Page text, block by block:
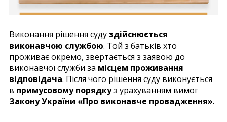
Виконання рішення судуздійснюється
виконавчою службою. Той з батьків хто
проживає окремо, звертається з заявою до
виконавчої служби за місцем проживання
відповідача. Після чого рішення суду виконується
в примусовому порядкуз урахуванням вимог
Закону України «Про виконавче провадження».